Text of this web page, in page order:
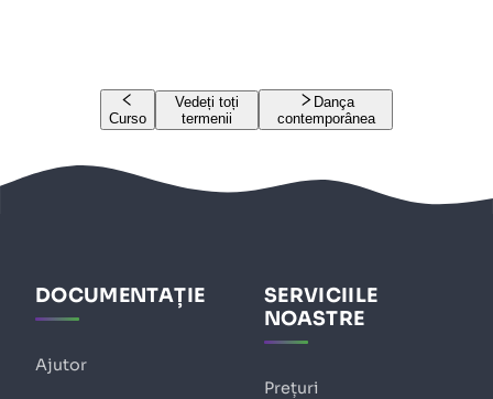
Curso
Vedeți toți
termenii
Dança
contemporânea
DOCUMENTAȚIE
Ajutor
SERVICIILE
NOASTRE
Prețuri